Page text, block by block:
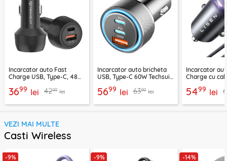
Incarcator auto Fast
Charge USB, Type-C, 48W
3699 lei 4299 lei
Incarcator auto bricheta
USB, Type-C 60W Techsuit
5699 lei 6399 lei
Incarcator
Charge cu
5499 lei
VEZI MAI MULTE
Casti Wireless
-9% -9% -14%